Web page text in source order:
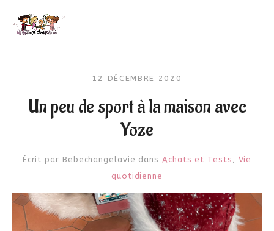
12 DÉCEMBRE 2020
Un peu de sport à la maison avec
Yoze
Écrit par Bebechangelavie dansAchats et Tests , Vie
quotidienne